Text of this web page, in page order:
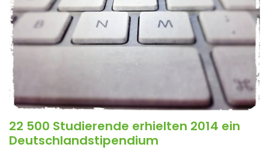
22 500 Studierende erhielten 2014 ein
Deutschlandstipendium